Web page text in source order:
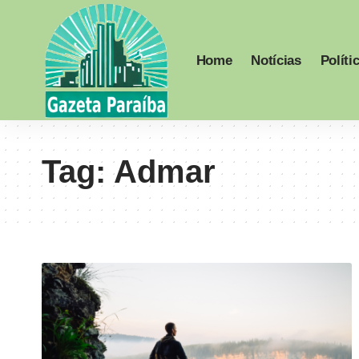
Home Notícias
Tag:Admar